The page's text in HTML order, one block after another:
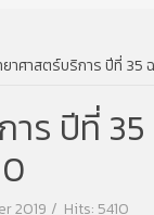
าศาสตร์บริการ ปีที่ 35
ร ปีที่ 35
2019 Hits: 5410